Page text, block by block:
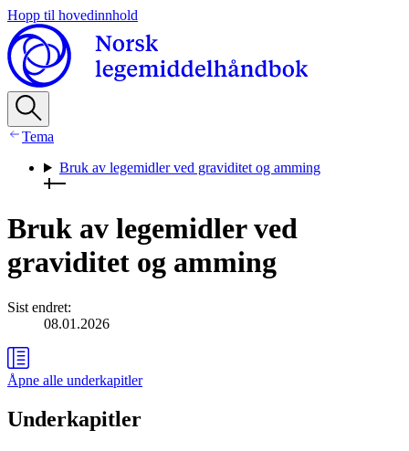
Hopp til hovedinnhold
Tema
Bruk av legemidler ved graviditet og amming
Bruk av legemidler ved
graviditet og amming
Sist endret:
08.01.2026
Åpne alle underkapitler
Underkapitler